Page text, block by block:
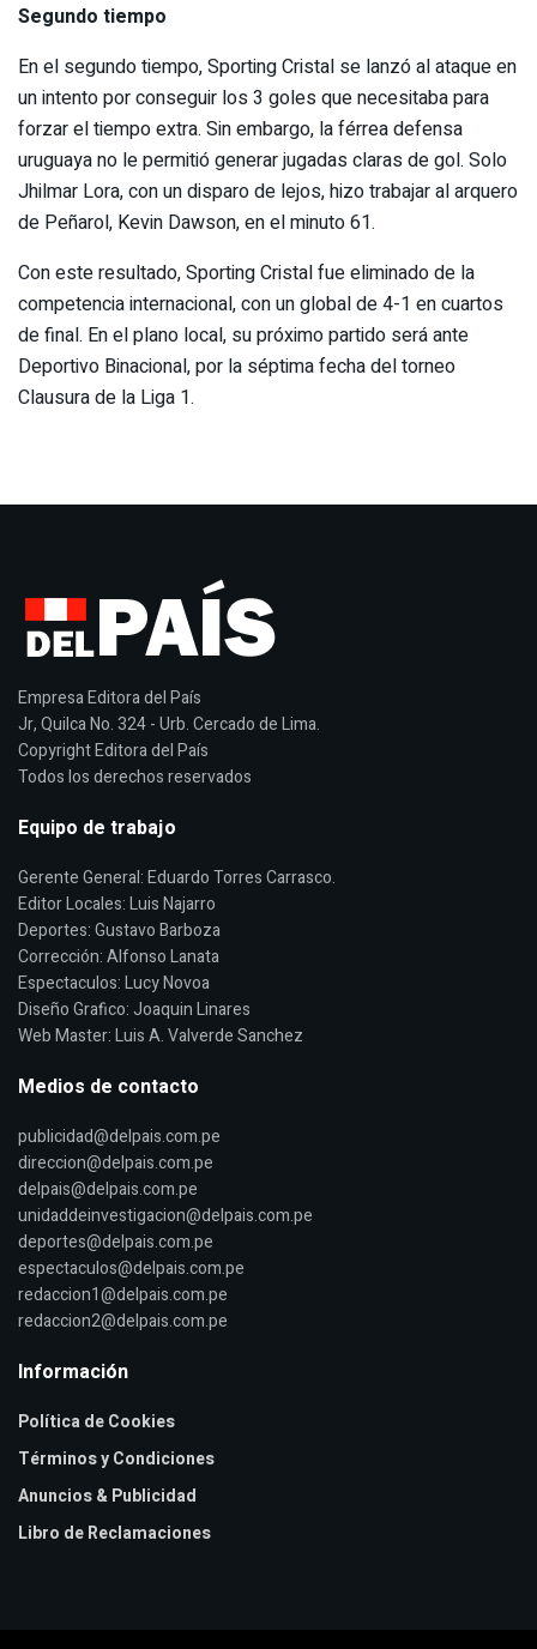
Segundo tiempo
En el segundo tiempo, Sporting Cristal se lanzó al ataque en
un intento por conseguir los 3 goles que necesitaba para
forzar el tiempo extra. Sin embargo, la férrea defensa
uruguaya no le permitió generar jugadas claras de gol. Solo
Jhilmar Lora, con un disparo de lejos, hizo trabajar al arquero
de Peñarol, Kevin Dawson, en el minuto 61.
Con este resultado, Sporting Cristal fue eliminado de la
competencia internacional, con un global de 4-1 en cuartos
de final. En el plano local, su próximo partido será ante
Deportivo Binacional, por la séptima fecha del torneo
Clausura de la Liga 1.
Empresa Editora del País
Jr, Quilca No. 324 - Urb. Cercado de Lima.
Copyright Editora del País
Todos los derechos reservados
Equipo de trabajo
Gerente General: Eduardo Torres Carrasco.
Editor Locales: Luis Najarro
Deportes: Gustavo Barboza
Corrección: Alfonso Lanata
Espectaculos: Lucy Novoa
Diseño Grafico: Joaquin Linares
Web Master: Luis A. Valverde Sanchez
Medios de contacto
publicidad@delpais.com.pe
direccion@delpais.com.pe
delpais@delpais.com.pe
unidaddeinvestigacion@delpais.com.pe
deportes@delpais.com.pe
espectaculos@delpais.com.pe
redaccion1@delpais.com.pe
redaccion2@delpais.com.pe
Información
Política de Cookies
Términos y Condiciones
Anuncios & Publicidad
Libro de Reclamaciones